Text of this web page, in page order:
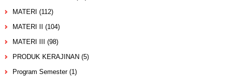
MATERI (112)
MATERI II
(104)
MATERI III
(98)
PRODUK KERAJINAN (5)
Program Semester (1)